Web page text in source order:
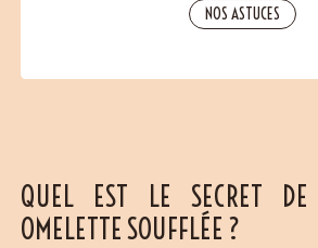
NOS ASTUCES
QUEL EST LE SECRET
OMELETTE SOUFFLÉE ?